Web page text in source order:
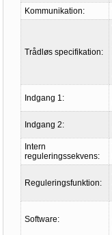
Kommunikation:
Trådløs specifikation:
Indgang 1:
Indgang 2:
Intern
reguleringssekvens:
Reguleringsfunktion:
Software: